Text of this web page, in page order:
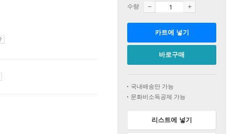
수량
카트에 넣기
바로구매
국내배송만 가능
문화비소득공제 가능
리스트에 넣기